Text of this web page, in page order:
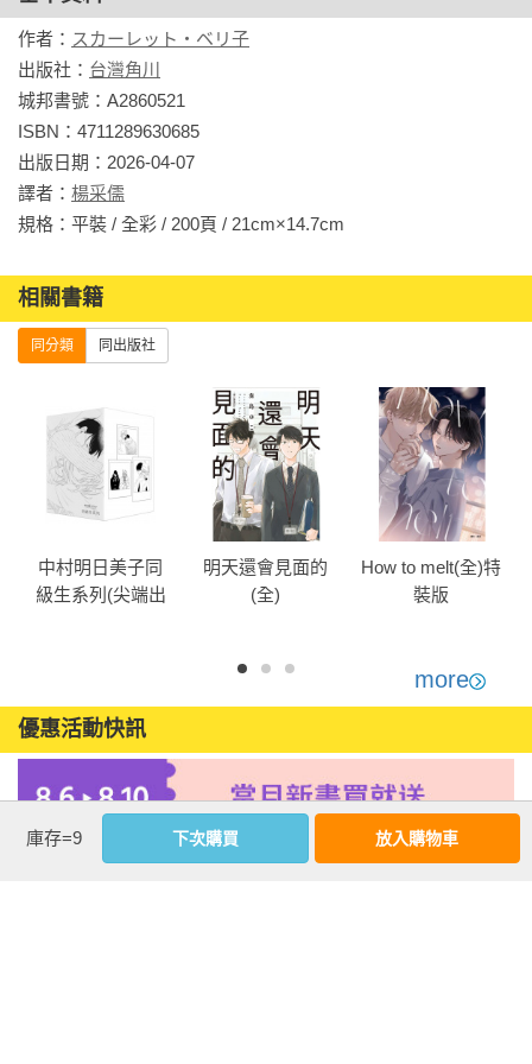
作者： スカーレット・ベリ子
出版社： 台灣角川
城邦書號：A2860521
ISBN：4711289630685
出版日期：2026-04-07
譯者： 楊采儒
規格：平裝 / 全彩 / 200頁 / 21cm×14.7cm
相關書籍
同分類 同出版社
中村明日美子同
級生系列(尖端出
明天還會見面的
(全)
How to melt(全)特
裝版
more
優惠活動快訊
庫存=9 下次購買 放入購物車